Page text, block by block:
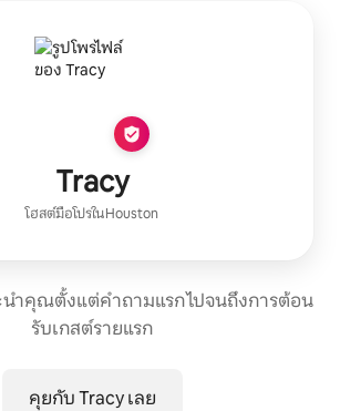
Tracy
โฮสต์มือโปรในHouston
นำคุณตั้งแต่คำถามแรก ไปจนถึงการต้อน
รับเกสต์รายแรก
คุยกับ Tracy เลย